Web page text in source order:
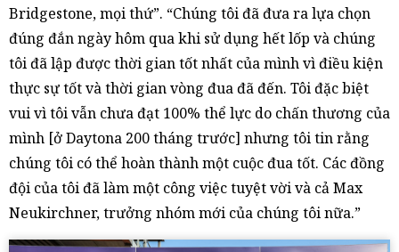
Bridgestone, mọi thứ”. “Chúng tôi đã đưa ra lựa chọn
đúng đắn ngày hôm qua khi sử dụng hết lốp và chúng
tôi đã lập được thời gian tốt nhất của mình vì điều kiện
thực sự tốt và thời gian vòng đua đã đến. Tôi đặc biệt
vui vì tôi vẫn chưa đạt 100% thể lực do chấn thương của
mình [ở Daytona 200 tháng trước] nhưng tôi tin rằng
chúng tôi có thể hoàn thành một cuộc đua tốt. Các đồng
đội của tôi đã làm một công việc tuyệt vời và cả Max
Neukirchner, trưởng nhóm mới của chúng tôi nữa.”